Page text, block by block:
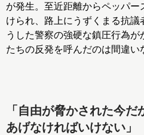
が発生。至近距離からペッパー
けられ、路上にうずくまる抗
うした警察の強硬な鎮圧行為が
たちの反発を呼んだのは間違い
「自由が脅かされた今だ
あげなければいけない」